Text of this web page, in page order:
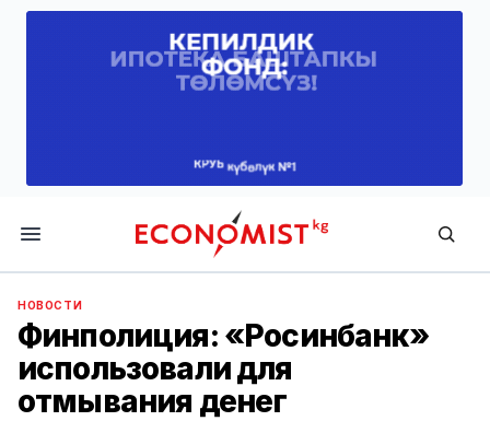
Economist.kg
НОВОСТИ
Финполиция: «Росинбанк»
использовали для
отмывания денег